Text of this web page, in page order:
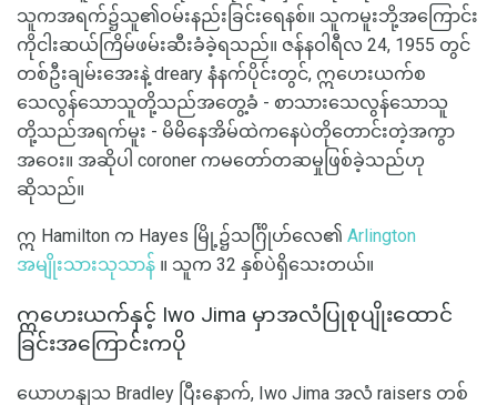
သူကအရက်၌သူ၏ဝမ်းနည်းခြင်းရေနစ်။ သူကမူးဘို့အကြောင်း
ကိုငါးဆယ်ကြိမ်ဖမ်းဆီးခံခဲ့ရသည်။ ဇန်နဝါရီလ 24, 1955 တွင်
တစ်ဦးချမ်းအေးနဲ့ dreary နံနက်ပိုင်းတွင်, ဣဟေးယက်စ
သေလွန်သောသူတို့သည်အတွေ့ခံ - စာသားသေလွန်သောသူ
တို့သည်အရက်မူး - မိမိနေအိမ်ထဲကနေပဲတိုတောင်းတဲ့အကွာ
အဝေး။ အဆိုပါ coroner ကမတော်တဆမှုဖြစ်ခဲ့သည်ဟု
ဆိုသည်။
ဣ Hamilton က Hayes မြို့၌သင်္ဂြိုဟ်လေ၏ Arlington
အမျိုးသားသုသာန် ။ သူက 32 နှစ်ပဲရှိသေးတယ်။
ဣဟေးယက်နှင့် Iwo Jima မှာအလံပြုစုပျိုးထောင်
ခြင်းအကြောင်းကပို
ယောဟနျသ Bradley ပြီးနောက်, Iwo Jima အလံ raisers တစ်